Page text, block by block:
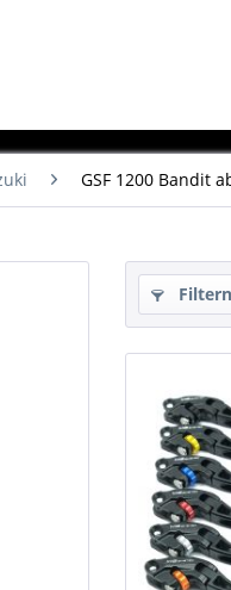
GSF 1200 Bandit
Filtern